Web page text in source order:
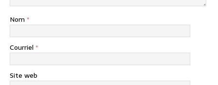
Nom *
Courriel *
Site web